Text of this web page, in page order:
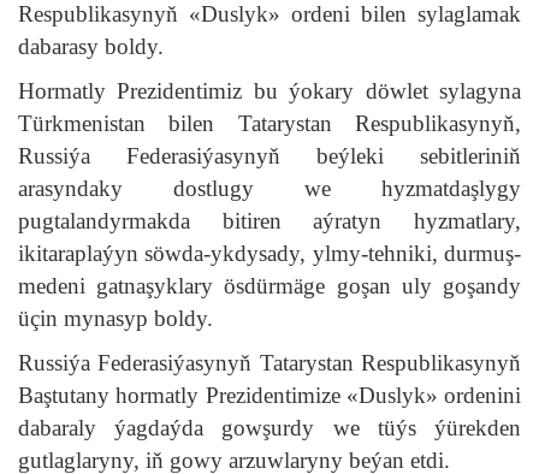
Respublikasynyň «Duslyk» ordeni bilen sylaglamak
dabarasy boldy.
Hormatly Prezidentimiz bu ýokary döwlet sylagyna
Türkmenistan bilen Tatarystan Respublikasynyň,
Russiýa Federasiýasynyň beýleki sebitleriniň
arasyndaky dostlugy we hyzmatdaşlygy
pugtalandyrmakda bitiren aýratyn hyzmatlary,
ikitaraplaýyn söwda-ykdysady, ylmy-tehniki, durmuş-
medeni gatnaşyklary ösdürmäge goşan uly goşandy
üçin mynasyp boldy.
Russiýa Federasiýasynyň Tatarystan Respublikasynyň
Baştutany hormatly Prezidentimize «Duslyk» ordenini
dabaraly ýagdaýda gowşurdy we tüýs ýürekden
gutlaglaryny, iň gowy arzuwlaryny beýan etdi.